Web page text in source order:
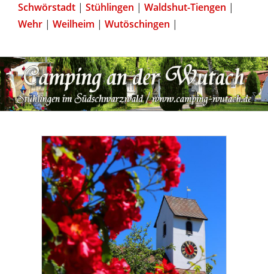
Schwörstadt | Stühlingen | Waldshut-Tiengen |
Wehr | Weilheim | Wutöschingen |